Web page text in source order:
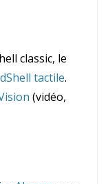
classic, le
tactile.
(vidéo,